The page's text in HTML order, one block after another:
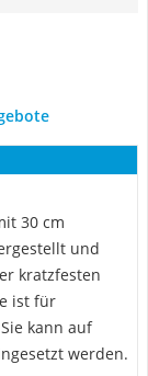
30 cm
und
kratzfesten
ist für
kann auf
werden.